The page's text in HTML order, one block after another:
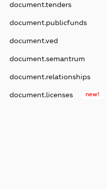
document.tenders
document.publicfunds
document.ved
document.semantrum
document.relationships
document.licenses new!